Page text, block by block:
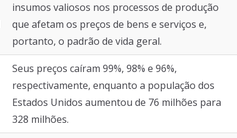
insumos valiosos nos processos de produção
que afetam os preços de bens e serviços e,
portanto, o padrão de vida geral.
Seus preços caíram 99%, 98% e 96%,
respectivamente, enquanto a população dos
Estados Unidos aumentou de 76 milhões para
328 milhões.